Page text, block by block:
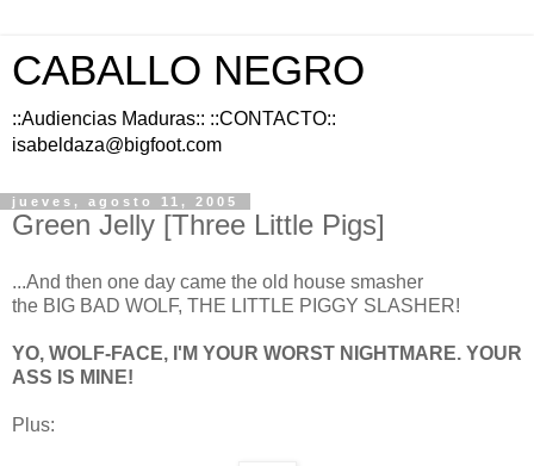
CABALLO NEGRO
::Audiencias Maduras:: ::CONTACTO::
isabeldaza@bigfoot.com
jueves, agosto 11, 2005
Green Jelly [Three Little Pigs]
...And then one day came the old house smasher
the BIG BAD WOLF, THE LITTLE PIGGY SLASHER!
YO, WOLF-FACE, I'M YOUR WORST NIGHTMARE. YOUR
ASS IS MINE!
Plus: